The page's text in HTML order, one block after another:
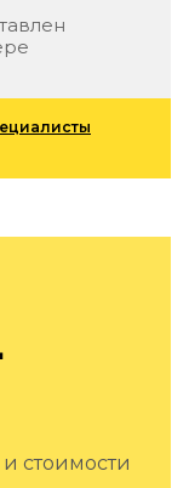
по вашему
стоимости